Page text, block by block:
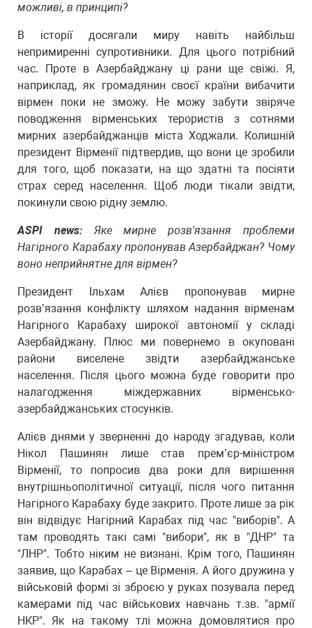
можливі, в принципі?
В історії досягали миру навіть найбільш
непримиренні супротивники. Для цього потрібний
час. Проте в Азербайджану ці рани ще свіжі. Я,
наприклад, як громадянин своєї країни вибачити
вірмен поки не зможу. Не можу забути звіряче
поводження вірменських терористів з сотнями
мирних азербайджанців міста Ходжали. Колишній
президент Вірменії підтвердив, що вони це зробили
для того, щоб показати, на що здатні та посіяти
страх серед населення. Щоб люди тікали звідти,
покинули свою рідну землю.
ASPI news: Яке мирне розв'язання проблеми
Нагірного Карабаху пропонував Азербайджан? Чому
воно неприйнятне для вірмен?
Президент Ільхам Алієв пропонував мирне
розв’язання конфлікту шляхом надання вірменам
Нагірного Карабаху широкої автономії у складі
Азербайджану. Плюс ми повернемо в окуповані
райони виселене звідти азербайджанське
населення. Після цього можна буде говорити про
налагодження міждержавних вірменсько-
азербайджанських стосунків.
Алієв днями у зверненні до народу згадував, коли
Нікол Пашинян лише став прем’єр-міністром
Вірменії, то попросив два роки для вирішення
внутрішньополітичної ситуації, після чого питання
Нагірного Карабаху буде закрито. Проте лише за рік
він відвідує Нагірний Карабах під час "виборів". А
там проводять такі самі "вибори", як в "ДНР" та
"ЛНР". Тобто ніким не визнані. Крім того, Пашинян
заявив, що Карабах – це Вірменія. А його дружина у
військовій формі зі зброєю у руках позувала перед
камерами під час військових навчань т.зв. "армії
НКР". Як на такому тлі можна домовлятися про